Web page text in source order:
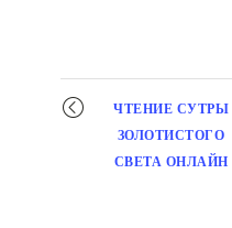
навигация
ЧТЕНИЕ СУТРЫ
ЗОЛОТИСТОГО
СВЕТА ОНЛАЙН